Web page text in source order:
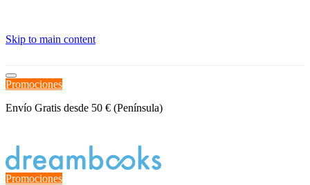
Skip to main content
Promociones
Envío Gratis desde 50 € (Península)
Promociones
≡